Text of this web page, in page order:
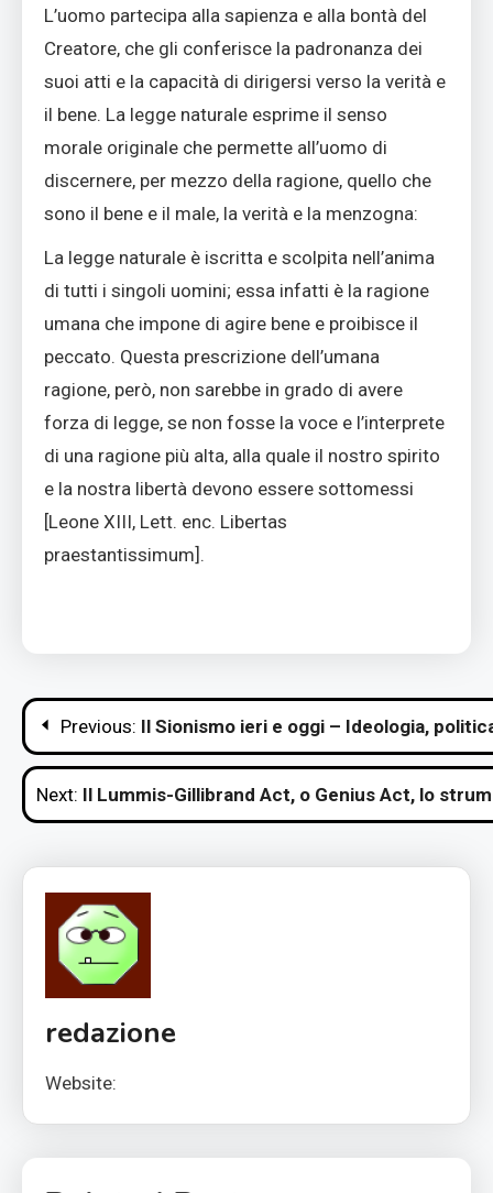
L’uomo partecipa alla sapienza e alla bontà del
Creatore, che gli conferisce la padronanza dei
suoi atti e la capacità di dirigersi verso la verità e
il bene. La legge naturale esprime il senso
morale originale che permette all’uomo di
discernere, per mezzo della ragione, quello che
sono il bene e il male, la verità e la menzogna:
La legge naturale è iscritta e scolpita nell’anima
di tutti i singoli uomini; essa infatti è la ragione
umana che impone di agire bene e proibisce il
peccato. Questa prescrizione dell’umana
ragione, però, non sarebbe in grado di avere
forza di legge, se non fosse la voce e l’interprete
di una ragione più alta, alla quale il nostro spirito
e la nostra libertà devono essere sottomessi
[Leone XIII, Lett. enc. Libertas
praestantissimum].
Navigazione
articoli
Previous: Il Sionismo ieri e oggi – Ideologia,
Next: Il Lummis-Gillibrand Act, o Genius Act, lo
redazione
Website: